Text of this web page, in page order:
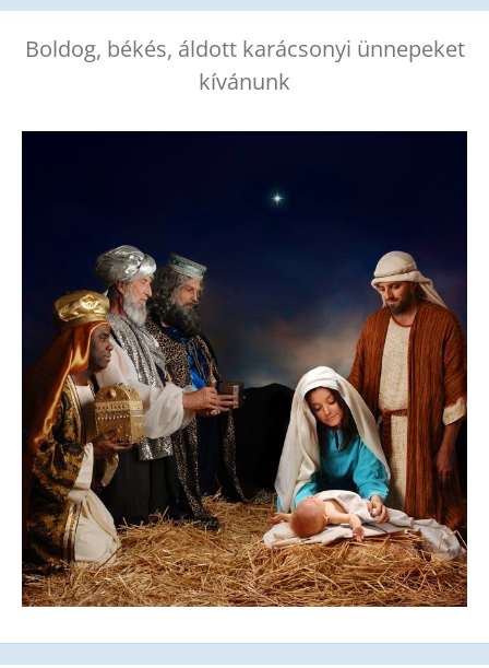
Boldog, békés, áldott karácsonyi ünnepeket
kívánunk